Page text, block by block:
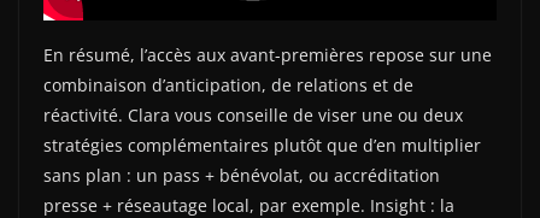
En résumé, l’accès aux avant-premières repose sur une
combinaison d’anticipation, de relations et de
réactivité. Clara vous conseille de viser une ou deux
stratégies complémentaires plutôt que d’en multiplier
sans plan : un pass + bénévolat, ou accréditation
presse + réseautage local, par exemple. Insight : la